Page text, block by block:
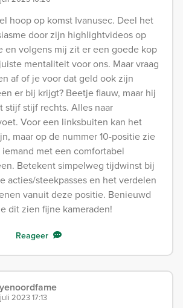
hoop op komst Ivanusec. Deel het
door zijn highlightvideos op
en volgens mij zit er een goede kop
mentaliteit voor ons. Maar vraag
af of je voor dat geld ook zijn
er bij krijgt? Beetje flauw, maar hij
stijf stijf rechts. Alles naar
Voor een linksbuiten kan het
maar op de nummer 10-positie zie
met een comfortabel
Betekent simpelweg tijdwinst bij
acties/steekpasses en het verdelen
vanuit deze positie. Benieuwd
dit zien fijne kameraden!
Reageer
2023 17:13